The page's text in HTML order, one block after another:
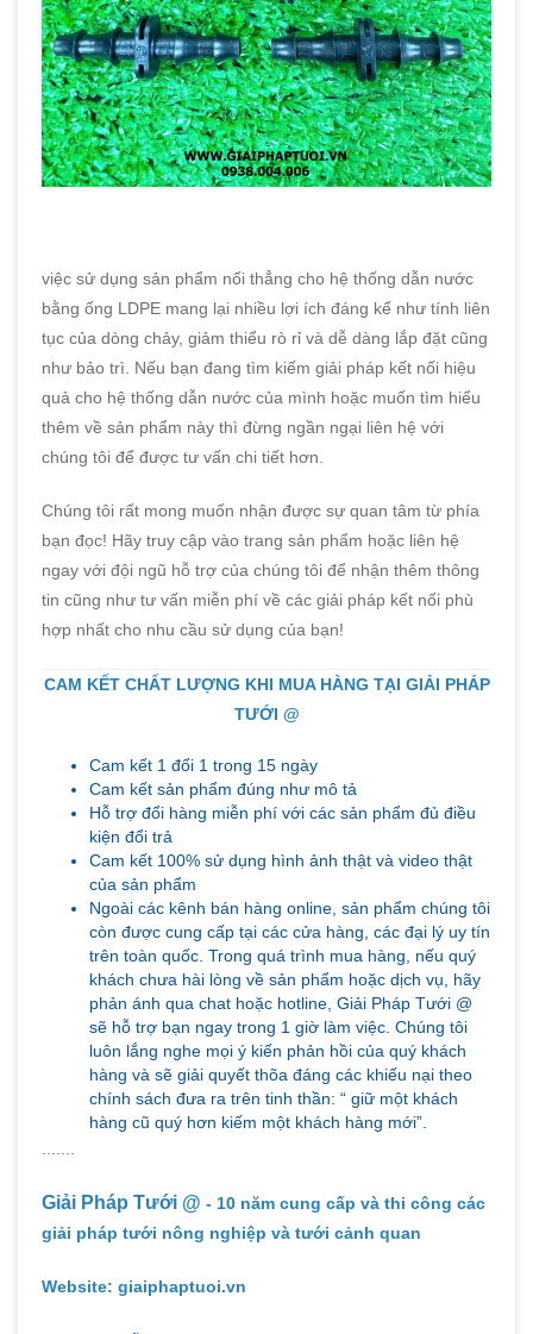
việc sử dụng sản phẩm nối thẳng cho hệ thống dẫn nước
bằng ống LDPE mang lại nhiều lợi ích đáng kể như tính liên
tục của dòng chảy, giảm thiểu rò rỉ và dễ dàng lắp đặt cũng
như bảo trì. Nếu bạn đang tìm kiếm giải pháp kết nối hiệu
quả cho hệ thống dẫn nước của mình hoặc muốn tìm hiểu
thêm về sản phẩm này thì đừng ngần ngại liên hệ với
chúng tôi để được tư vấn chi tiết hơn.
Chúng tôi rất mong muốn nhận được sự quan tâm từ phía
bạn đọc! Hãy truy cập vào trang sản phẩm hoặc liên hệ
ngay với đội ngũ hỗ trợ của chúng tôi để nhận thêm thông
tin cũng như tư vấn miễn phí về các giải pháp kết nối phù
hợp nhất cho nhu cầu sử dụng của bạn!
CAM KẾT CHẤT LƯỢNG KHI MUA HÀNG TẠI GIẢI PHÁP
TƯỚI @
Cam kết 1 đổi 1 trong 15 ngày
Cam kết sản phẩm đúng như mô tả
Hỗ trợ đổi hàng miễn phí với các sản phẩm đủ điều
kiện đổi trả
Cam kết 100% sử dụng hình ảnh thật và video thật
của sản phẩm
Ngoài các kênh bán hàng online, sản phẩm chúng tôi
còn được cung cấp tại các cửa hàng, các đại lý uy tín
trên toàn quốc. Trong quá trình mua hàng, nếu quý
khách chưa hài lòng về sản phẩm hoặc dịch vụ, hãy
phản ánh qua chat hoặc hotline, Giải Pháp Tưới @
sẽ hỗ trợ bạn ngay trong 1 giờ làm việc. Chúng tôi
luôn lắng nghe mọi ý kiến phản hồi của quý khách
hàng và sẽ giải quyết thõa đáng các khiếu nại theo
chính sách đưa ra trên tinh thần: “ giữ một khách
hàng cũ quý hơn kiếm một khách hàng mới”.
Giải Pháp Tưới @ - 10 năm cung cấp và thi công các
giải pháp tưới nông nghiệp và tưới cảnh quan
Website: giaiphaptuoi.vn